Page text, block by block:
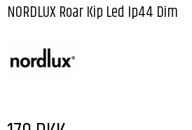
NORDLUX Roar Kip Led Ip44 Dim